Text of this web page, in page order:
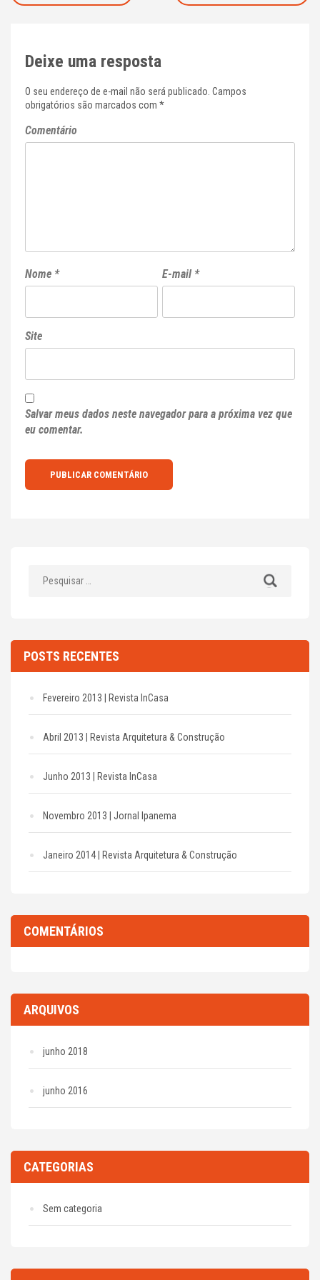
de
Deixe uma resposta
O seu endereço de e-mail não será publicado. Campos
obrigatórios são marcados com *
Comentário
Nome * E-mail *
Site
Salvar meus dados neste navegador para a próxima vez que
eu comentar.
por:
POSTS RECENTES
Fevereiro 2013 | Revista InCasa
Abril 2013 | Revista Arquitetura & Construção
Junho 2013 | Revista InCasa
Novembro 2013 | Jornal Ipanema
Janeiro 2014 | Revista Arquitetura & Construção
COMENTÁRIOS
ARQUIVOS
junho 2018
junho 2016
CATEGORIAS
Sem categoria